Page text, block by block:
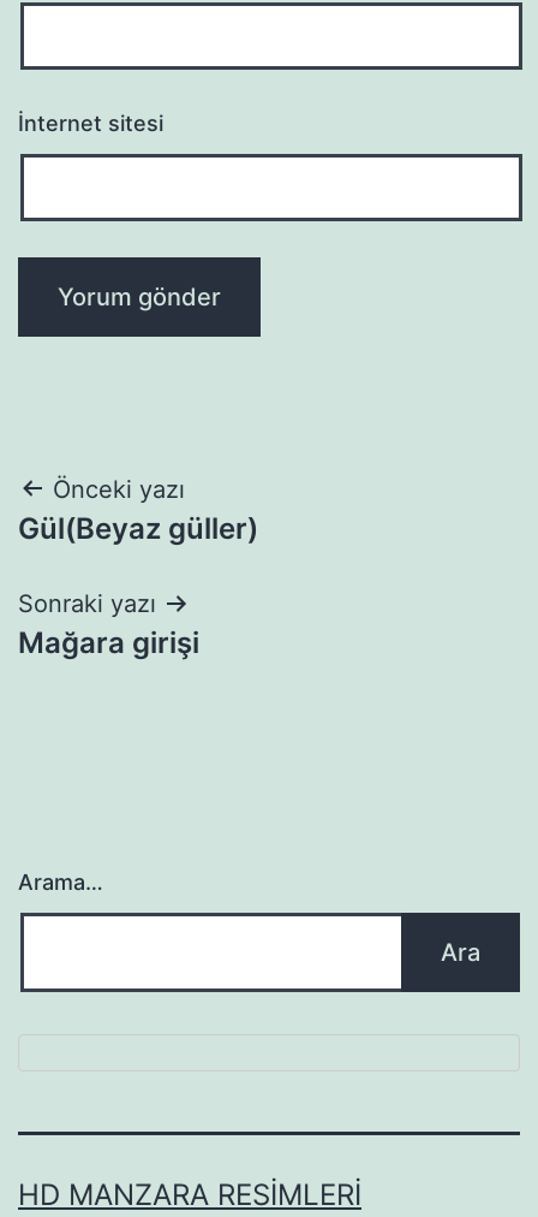
İnternet sitesi
Yazı
gezinmesi
Önceki yazı
Gül(Beyaz güller)
Sonraki yazı
Mağara girişi
Arama…
HD MANZARA RESIMLERI